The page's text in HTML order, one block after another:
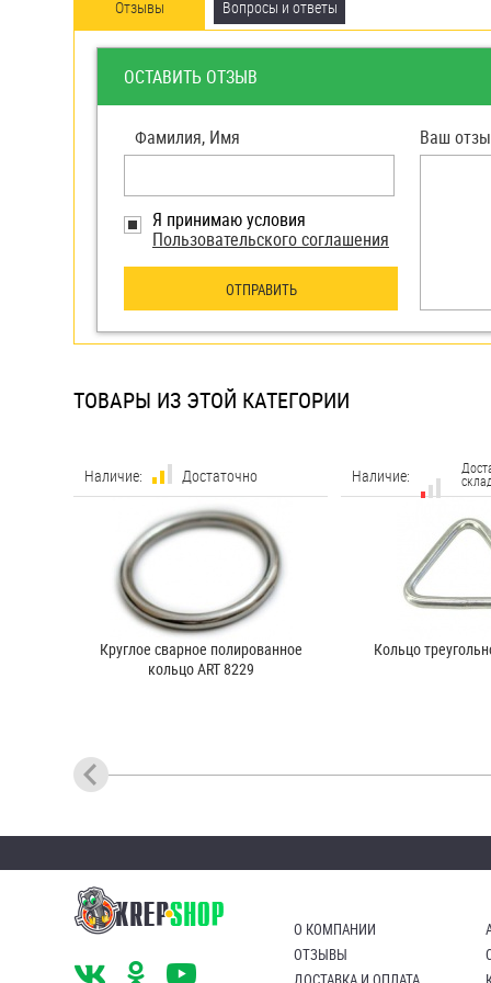
Пробки
Саморезы и шурупы
Стопорные кольца
Такелаж
Хомуты
Шайбы
Шплинты
Отзывы Вопросы и ответы
ОСТАВИТЬ ОТЗЫВ
Фамилия, Имя
Я принимаю условия
Пользовательского соглашения
ОТПРАВИТЬ
Ваш
ТОВАРЫ ИЗ ЭТОЙ КАТЕГОРИИ
Наличие: Достаточно
Круглое сварное полированное
кольцо ART 8229
Наличие:
Кольцо
Доставка с оптового
склада от 1 дня
Доставка с оптового
склада от 1 дня
Кольцо треугольное с перемычкой
О КОМПАНИИ
ОТЗЫВЫ